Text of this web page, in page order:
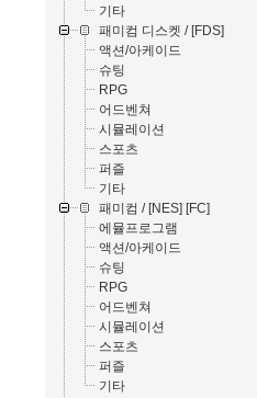
기타
패미컴 디스켓 / [FDS]
액션/아케이드
슈팅
RPG
어드벤쳐
시뮬레이션
스포츠
퍼즐
기타
패미컴 / [NES] [FC]
에뮬프로그램
액션/아케이드
슈팅
RPG
어드벤쳐
시뮬레이션
스포츠
퍼즐
기타